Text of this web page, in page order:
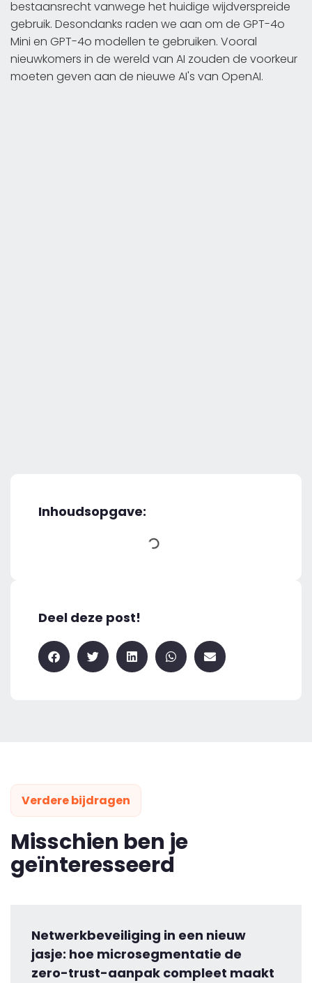
bestaansrecht vanwege het huidige wijdverspreide
gebruik. Desondanks raden we aan om de GPT-4o
Mini en GPT-4o modellen te gebruiken. Vooral
nieuwkomers in de wereld van AI zouden de voorkeur
moeten geven aan de nieuwe AI's van OpenAI.
Inhoudsopgave:
Deel deze post!
Verdere bijdragen
Misschien ben je
geïnteresseerd
Netwerkbeveiliging in een nieuw
jasje: hoe microsegmentatie de
zero-trust-aanpak compleet maakt